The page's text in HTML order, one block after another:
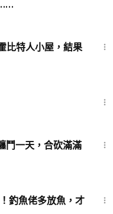
……
比特人小屋，結果
鬥一天，合砍滿滿
釣魚佬多放魚，才